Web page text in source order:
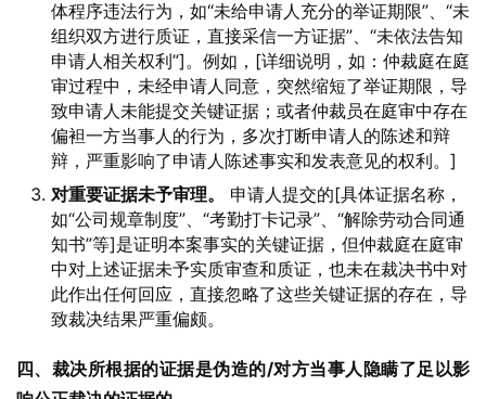
体程序违法行为，如“未给申请人充分的举证期限”、“未
组织双方进行质证，直接采信一方证据”、“未依法告知
申请人相关权利”]。例如，[详细说明，如：仲裁庭在庭
审过程中，未经申请人同意，突然缩短了举证期限，导
致申请人未能提交关键证据；或者仲裁员在庭审中存在
偏袒一方当事人的行为，多次打断申请人的陈述和辩
辩，严重影响了申请人陈述事实和发表意见的权利。]
对重要证据未予审理。
申请人提交的[具体证据名称，
如“公司规章制度”、“考勤打卡记录”、“解除劳动合同通
知书”等]是证明本案事实的关键证据，但仲裁庭在庭审
中对上述证据未予实质审查和质证，也未在裁决书中对
此作出任何回应，直接忽略了这些关键证据的存在，导
致裁决结果严重偏颇。
四、裁决所根据的证据是伪造的/对方当事人隐瞒了足以影